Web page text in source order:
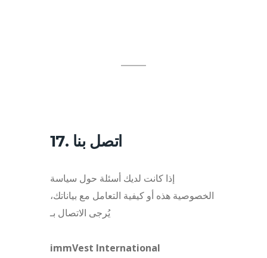
17. اتصل بنا
إذا كانت لديك أسئلة حول سياسة
الخصوصية هذه أو كيفية التعامل مع بياناتك،
يُرجى الاتصال بـ
immVest International